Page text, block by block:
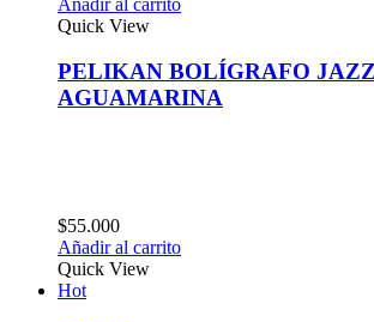
Quick View
PELIKAN BOLÍGRAFO JAZZ
AGUAMARINA
$55.000
Añadir al carrito
Quick View
Hot